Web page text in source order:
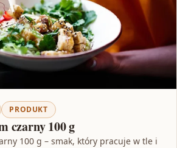
PRODUKT
czarny 100 g
100 g – smak, który pracuje w tle i